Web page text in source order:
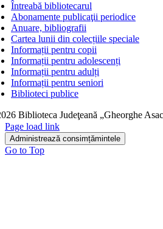
Întreabă bibliotecarul
Abonamente publicaţii periodice
Anuare, bibliografii
Cartea lunii din colecțiile speciale
Informații pentru copii
Informații pentru adolescenți
Informații pentru adulți
Informații pentru seniori
Biblioteci publice
Biblioteca Judeţeană „Gheorghe
Page load link
Administrează consimțămintele
Go to Top